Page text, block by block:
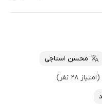
محسن استاجی
(امتیاز ۲۸ نفر)